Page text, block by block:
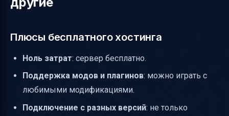
Плюсы бесплатного хостинга
Ноль затрат: сервер бесплатно.
Поддержка модов и плагинов: можно играть с
любимыми модификациями.
Подключение с разных версий: не только